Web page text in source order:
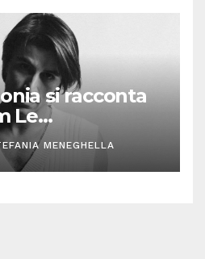
si racconta
Le
della notte:
in modo
MENEGHELLA